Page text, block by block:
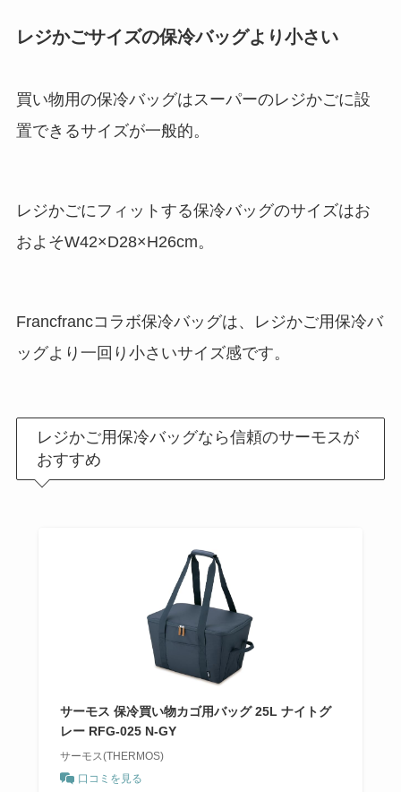
レジかごサイズの保冷バッグより小さい
買い物用の保冷バッグはスーパーのレジかごに設
置できるサイズが一般的。
レジかごにフィットする保冷バッグのサイズはお
およそW42×D28×H26cm。
Francfrancコラボ保冷バッグは、レジかご用保冷バ
ッグより一回り小さいサイズ感です。
レジかご用保冷バッグなら信頼のサーモスが
おすすめ
サーモス 保冷買い物カゴ用バッグ 25L ナイトグ
レー RFG-025 N-GY
サーモス(THERMOS)
口コミを見る